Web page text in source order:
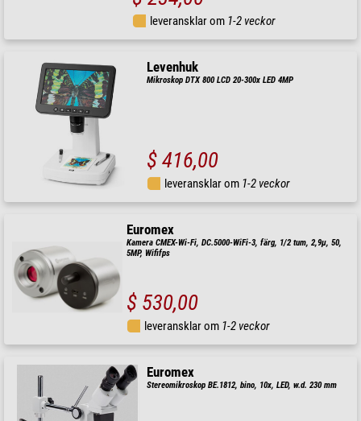
leveransklar om 1-2 veckor
Levenhuk
Mikroskop DTX 800 LCD 20-300x LED 4MP
$ 416,00
leveransklar om 1-2 veckor
Euromex
Kamera CMEX-Wi-Fi, DC.5000-WiFi-3, färg, 1/2 tum, 2,9µ, 50,
5MP, Wififps
$ 530,00
leveransklar om 1-2 veckor
Euromex
Stereomikroskop BE.1812, bino, 10x, LED, w.d. 230 mm